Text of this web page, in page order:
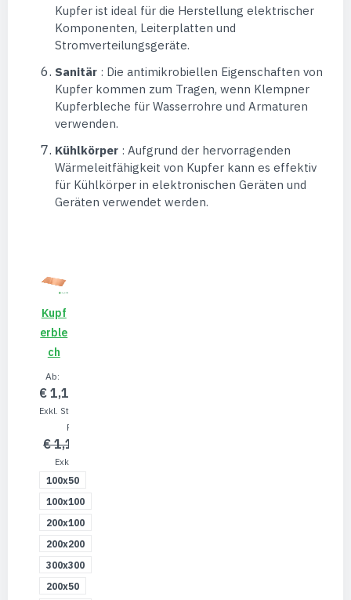
Kupfer ist ideal für die Herstellung elektrischer
Komponenten, Leiterplatten und
Stromverteilungsgeräte.
Sanitär : Die antimikrobiellen Eigenschaften von
Kupfer kommen zum Tragen, wenn Klempner
Kupferbleche für Wasserrohre und Armaturen
verwenden.
Kühlkörper : Aufgrund der hervorragenden
Wärmeleitfähigkeit von Kupfer kann es effektiv
für Kühlkörper in elektronischen Geräten und
Geräten verwendet werden.
Kupf
Erble
Ch
Ab
€ 1,10
Regular Price
€ 1,10
100x50
100x100
200x100
200x200
300x300
200x50